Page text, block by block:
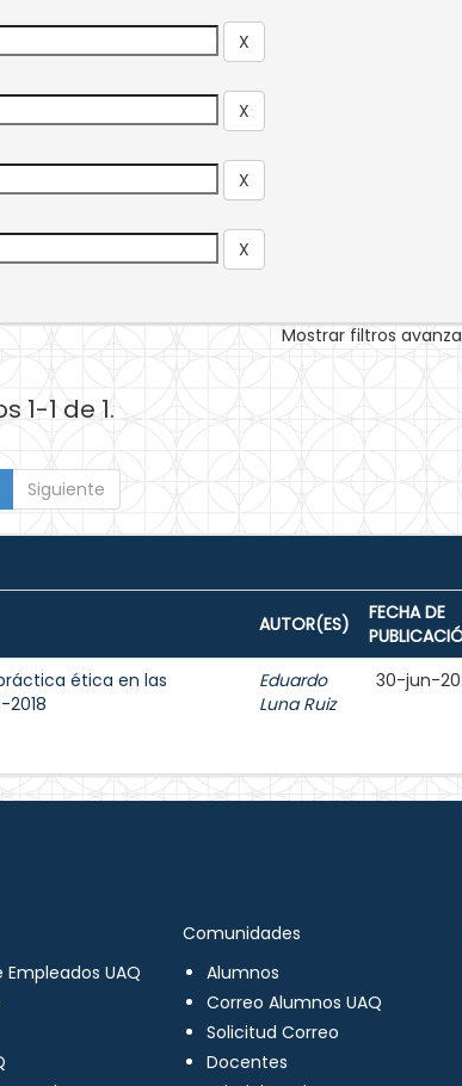
Mostrar filtros
1-1 de 1.
Siguiente
AUTOR(ES)
FECHA DE
ética en las
Eduardo
Luna Ruiz
30-jun-
UAQ
Comunidades
Alumnos
Correo Alumnos UAQ
Solicitud Correo
Docentes